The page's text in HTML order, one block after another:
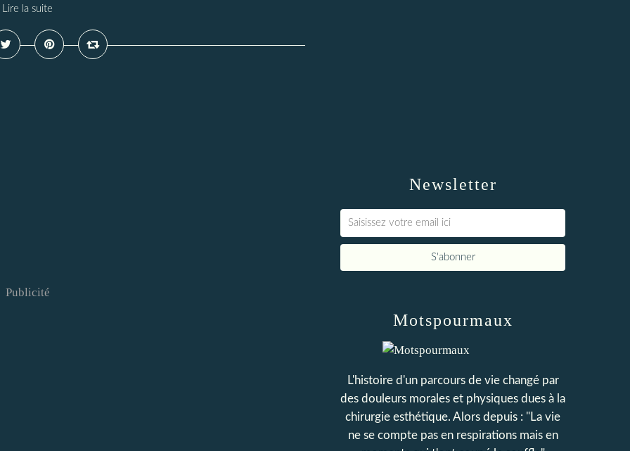
Lire la suite
Publicité
Newsletter
Motspourmaux
L'histoire d'un parcours de vie changé par
des douleurs morales et physiques dues à la
chirurgie esthétique. Alors depuis : "La vie
ne se compte pas en respirations mais en